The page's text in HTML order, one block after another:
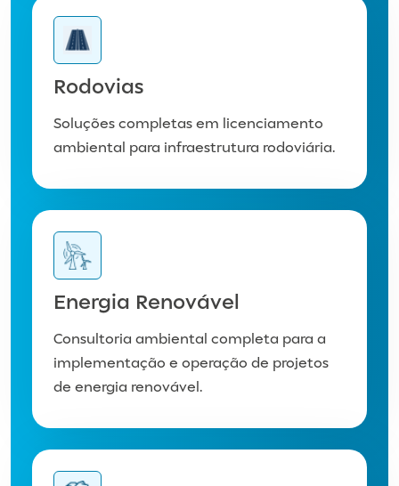
Rodovias
Soluções completas em licenciamento
ambiental para infraestrutura rodoviária.
Energia Renovável​
​Consultoria ambiental completa para a
implementação e operação de projetos
de energia renovável.